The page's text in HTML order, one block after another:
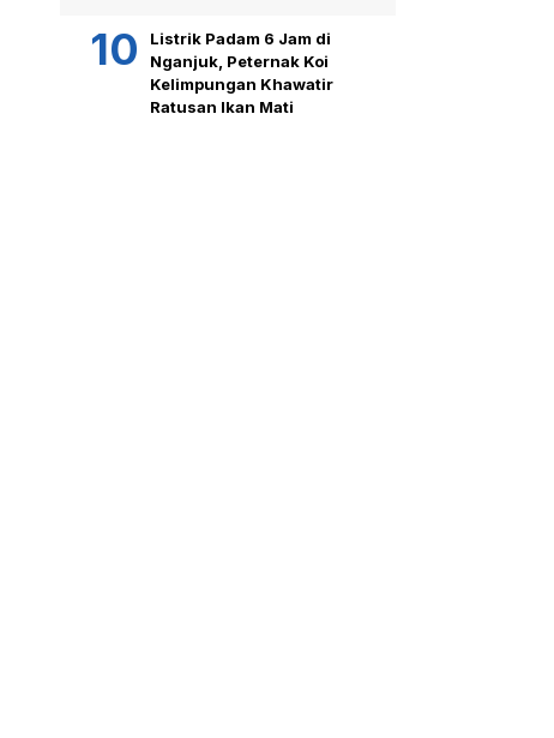
Listrik Padam 6 Jam di
Nganjuk, Peternak Koi
Kelimpungan Khawatir
Ratusan Ikan Mati